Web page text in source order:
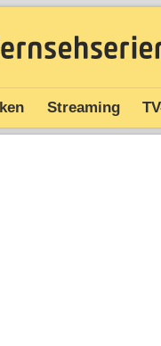
Streaming